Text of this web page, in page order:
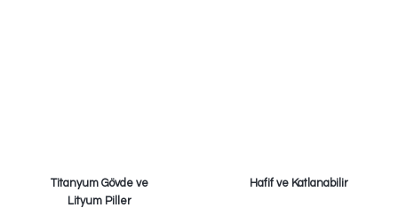
Titanyum Gövde ve
Lityum Piller
Hafif ve Katlanabilir